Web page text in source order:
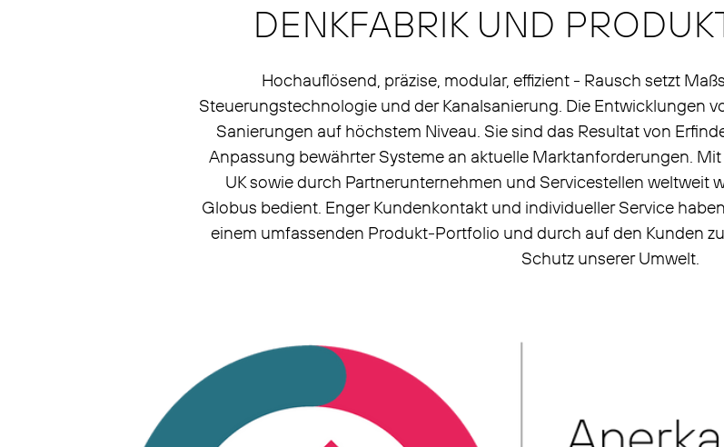
DENKFABRIK UND
Hochauflösend, präzise, modular, effizient - Rausch setzt
Steuerungstechnologie und der Kanalsanierung. Die Entwicklungen
Sanierungen auf höchstem Niveau. Sie sind das Resultat von
Anpassung bewährter Systeme an aktuelle Marktanforderungen.
UK sowie durch Partnerunternehmen und Servicestellen weltweit
Globus bedient. Enger Kundenkontakt und individueller Service
einem umfassenden Produkt-Portfolio und durch auf den Kunden
Schutz unserer Umwelt.